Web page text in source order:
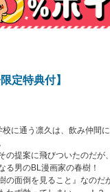
定特典付】
に通う凛久は、飲み仲間
の提案に飛びついたのだが
る男のBL漫画家の春樹！
の面倒を見ること』なのだ